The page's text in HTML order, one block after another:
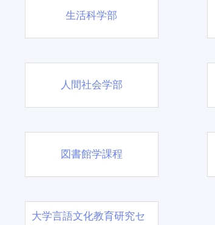
生活科学部
人間社会学部
図書館学課程
大学言語文化教育研究セ